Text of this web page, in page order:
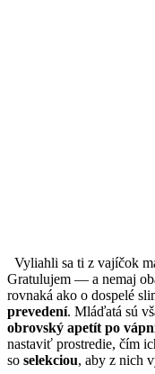
Vyliahli sa ti z vajíčok
Gratulujem — a nemaj
rovnaká ako o dospelé
prevedení. Mláďatá sú
obrovský apetít po
nastaviť prostredie, čím
so selekciou, aby z nich